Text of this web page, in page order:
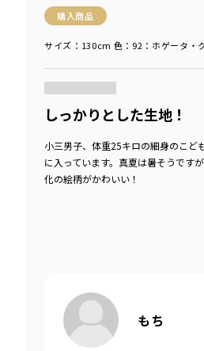
購入商品
サイズ：130cm 色：92：ホゲータ・
しっかりとした生地！
小三男子、体重25キロの細身のこど
に入っています。真夏は暑そうです
化の絵柄がかわいい！
もち